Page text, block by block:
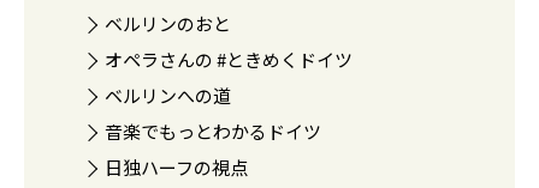
ベルリンのおと
オペラさんの #ときめくドイツ
ベルリンへの道
音楽でもっとわかるドイツ
日独ハーフの視点